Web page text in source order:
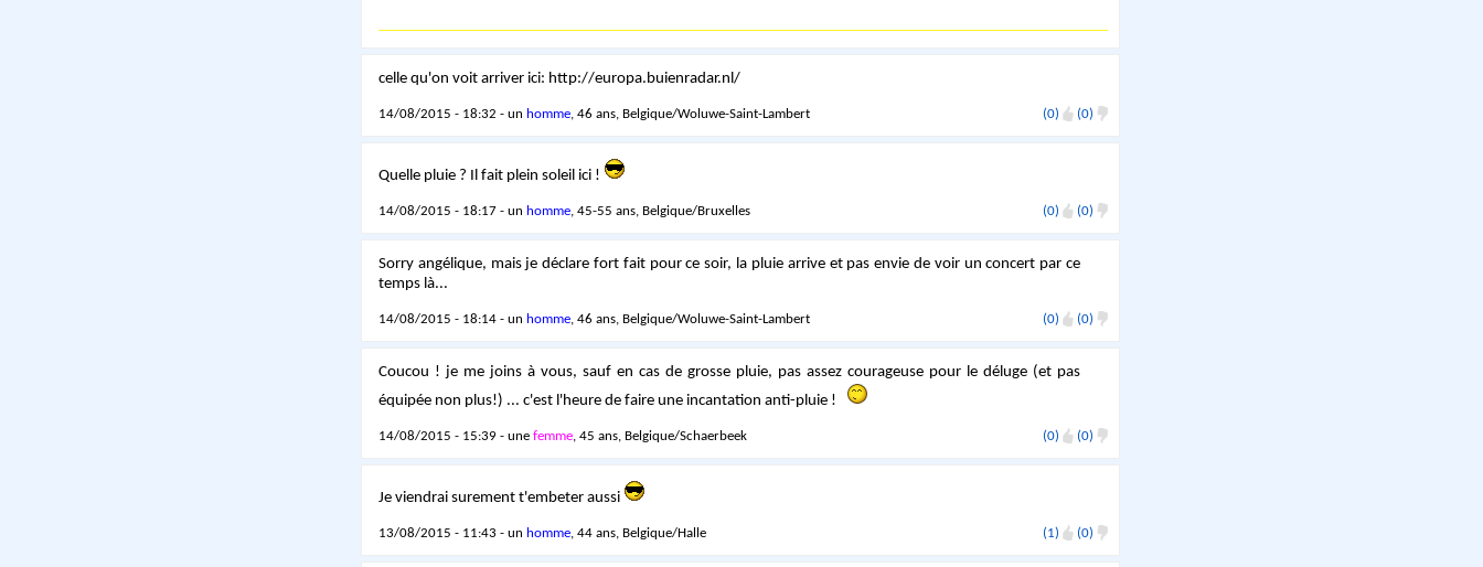
celle qu'on voit arriver ici: http://europa.buienradar.nl/
14/08/2015 - 18:32 - un homme, 46 ans, Belgique/Woluwe-Saint-Lambert (0) (0)
Quelle pluie ? Il fait plein soleil ici !
14/08/2015 - 18:17 - un homme, 45-55 ans, Belgique/Bruxelles (0) (0)
Sorry angélique, mais je déclare fort fait pour ce soir, la pluie arrive et pas envie de voir un concert par ce
temps là...
14/08/2015 - 18:14 - un homme, 46 ans, Belgique/Woluwe-Saint-Lambert (0) (0)
Coucou ! je me joins à vous, sauf en cas de grosse pluie, pas assez courageuse pour le déluge (et pas
équipée non plus!) ... c'est l'heure de faire une incantation anti-pluie !
14/08/2015 - 15:39 - une femme, 45 ans, Belgique/Schaerbeek (0) (0)
Je viendrai surement t'embeter aussi
13/08/2015 - 11:43 - un homme, 44 ans, Belgique/Halle (1) (0)